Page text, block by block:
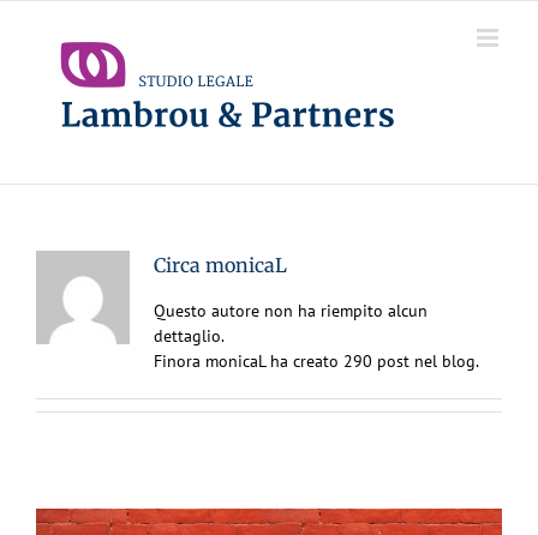
contenuto
Circa monicaL
Questo autore non ha riempito alcun
dettaglio.
Finora monicaL ha creato 290 post nel blog.